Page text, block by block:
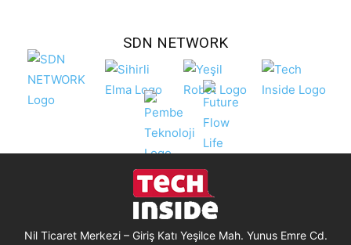
SDN NETWORK
Nil Ticaret Merkezi – Giriş Katı Yeşilce Mah. Yunus Emre Cd.